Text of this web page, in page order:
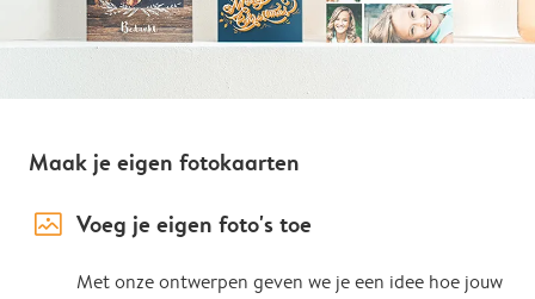
Maak je eigen fotokaarten
image_placeholder Voeg je eigen foto's toe
Met onze ontwerpen geven we je een idee hoe jouw